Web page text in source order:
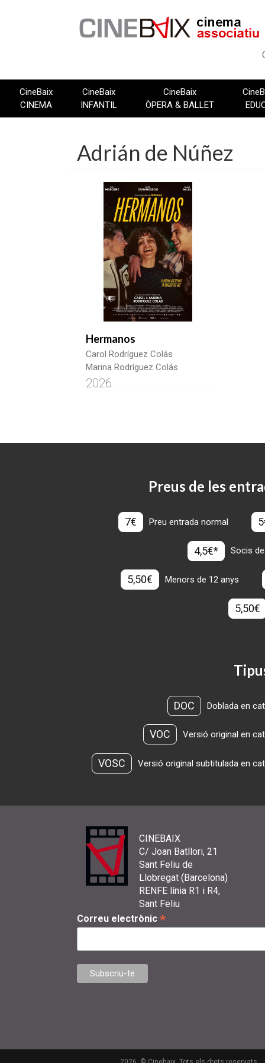
CineBaix
CINEMA
CineBaix
INFANTIL
CineBaix
ÒPERA & BALLET
Adrián de Núñez
Hermanos
Carol Rodríguez Colás
Marina Rodríguez Colás
2026
Preus de les
7€ Preu entrada normal
4,5€* Socis
5,50€ Menors de 12 anys
5,50€
DOC Doblada en
VOC Versió original en
VOSC Versió original subtitulada en
CINEBAIX
C/ Joan Batllori, 21
Sant Feliu de
Llobregat (Barcelona)
RENFE línia R1 i R4,
Sant Feliu
Correu electrònic *